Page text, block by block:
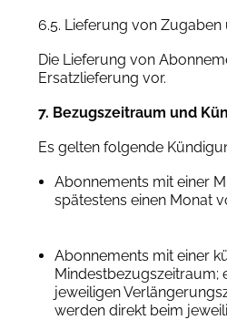
6.5. Lieferung von Zugaben
Die Lieferung von
Ersatzlieferung vor.
7. Bezugszeitraum und
Es gelten folgende
Abonnements mit einer
spätestens einen Monat
Abonnements mit einer
Mindestbezugszeitraum;
jeweiligen
werden direkt beim